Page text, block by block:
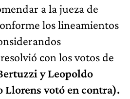
a la jueza de
los lineamientos
con los votos de
y Leopoldo
votó en contra).